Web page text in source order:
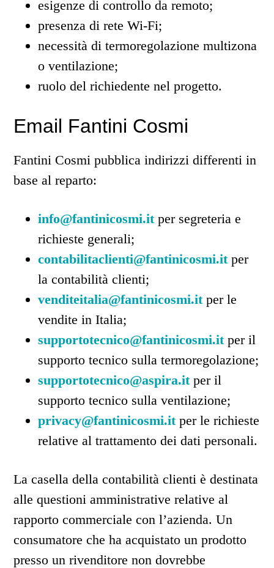
esigenze di controllo da remoto;
presenza di rete Wi-Fi;
necessità di termoregolazione multizona
o ventilazione;
ruolo del richiedente nel progetto.
Email Fantini Cosmi
Fantini Cosmi pubblica indirizzi differenti in
base al reparto:
info@fantinicosmi.itper segreteria e
richieste generali;
contabilitaclienti@fantinicosmi.itper
la contabilità clienti;
venditeitalia@fantinicosmi.itper le
vendite in Italia;
supportotecnico@fantinicosmi.itper il
supporto tecnico sulla termoregolazione;
supportotecnico@aspira.itper il
supporto tecnico sulla ventilazione;
privacy@fantinicosmi.itper le richieste
relative al trattamento dei dati personali.
La casella della contabilità clienti è destinata
alle questioni amministrative relative al
rapporto commerciale con l’azienda. Un
consumatore che ha acquistato un prodotto
presso un rivenditore non dovrebbe